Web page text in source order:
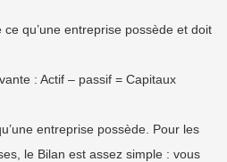
qu’une entreprise possède et doit
: Actif – passif = Capitaux
entreprise possède. Pour les
le Bilan est assez simple : vous